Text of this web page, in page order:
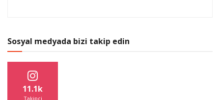
Sosyal medyada bizi takip edin
11.1k
Takipçi